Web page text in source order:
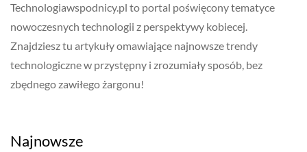
Technologiawspodnicy.pl to portal poświęcony tematyce
nowoczesnych technologii z perspektywy kobiecej.
Znajdziesz tu artykuły omawiające najnowsze trendy
technologiczne w przystępny i zrozumiały sposób, bez
zbędnego zawiłego żargonu!
Najnowsze